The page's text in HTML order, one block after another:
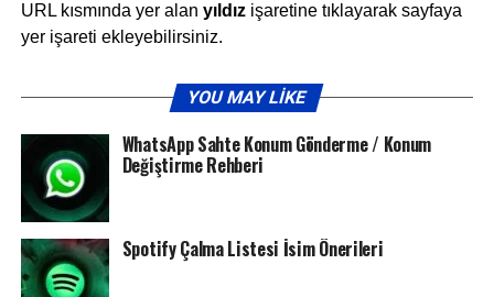
URL kısmında yer alan yıldızişaretine tıklayarak sayfaya
yer işareti ekleyebilirsiniz.
YOU MAY LIKE
WhatsApp Sahte Konum Gönderme / Konum
Değiştirme Rehberi
Spotify Çalma Listesi İsim Önerileri